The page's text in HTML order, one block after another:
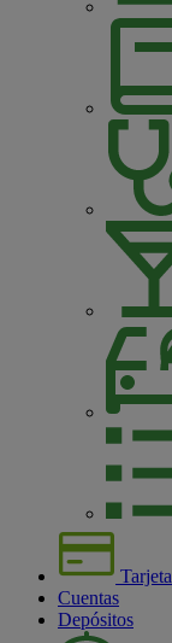
Tarjeta
Cuentas
Depósitos